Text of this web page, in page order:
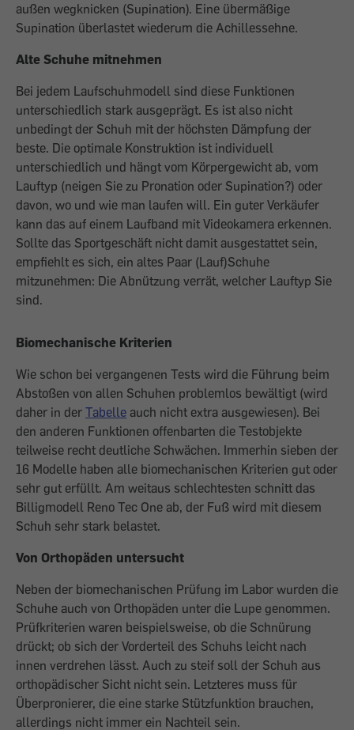
außen wegknicken (Supination). Eine übermäßige
Supination überlastet wiederum die Achillessehne.
Alte Schuhe mitnehmen
Bei jedem Laufschuhmodell sind diese Funktionen
unterschiedlich stark ausgeprägt. Es ist also nicht
unbedingt der Schuh mit der höchsten Dämpfung der
beste. Die optimale Konstruktion ist individuell
unterschiedlich und hängt vom Körpergewicht ab, vom
Lauftyp (neigen Sie zu Pronation oder Supination?) oder
davon, wo und wie man laufen will. Ein guter Verkäufer
kann das auf einem Laufband mit Videokamera erkennen.
Sollte das Sportgeschäft nicht damit ausgestattet sein,
empfiehlt es sich, ein altes Paar (Lauf)Schuhe
mitzunehmen: Die Abnützung verrät, welcher Lauftyp Sie
sind.
Biomechanische Kriterien
Wie schon bei vergangenen Tests wird die Führung beim
Abstoßen von allen Schuhen problemlos bewältigt (wird
daher in der Tabelle auch nicht extra ausgewiesen). Bei
den anderen Funktionen offenbarten die Testobjekte
teilweise recht deutliche Schwächen. Immerhin sieben der
16 Modelle haben alle biomechanischen Kriterien gut oder
sehr gut erfüllt. Am weitaus schlechtesten schnitt das
Billigmodell Reno Tec One ab, der Fuß wird mit diesem
Schuh sehr stark belastet.
Von Orthopäden untersucht
Neben der biomechanischen Prüfung im Labor wurden die
Schuhe auch von Orthopäden unter die Lupe genommen.
Prüfkriterien waren beispielsweise, ob die Schnürung
drückt; ob sich der Vorderteil des Schuhs leicht nach
innen verdrehen lässt. Auch zu steif soll der Schuh aus
orthopädischer Sicht nicht sein. Letzteres muss für
Überpronierer, die eine starke Stützfunktion brauchen,
allerdings nicht immer ein Nachteil sein.